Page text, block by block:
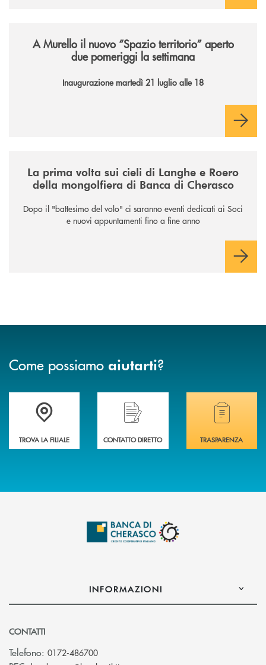
A Murello il nuovo “Spazio territorio” aperto
due pomeriggi la settimana
Inaugurazione martedì 21 luglio alle 18
La prima volta sui cieli di Langhe e Roero
della mongolfiera di Banca di Cherasco
Dopo il "battesimo del volo" ci saranno eventi dedicati ai Soci
e nuovi appuntamenti fino a fine anno
Come possiamo aiutarti?
Accedi all' elenco completo delle filiali .
TROVA LA FILIALE
Hai bisogno di assistenza immediata?
CONTATTO DIRETTO
Hai bisogno di
TRASPARENZA
INFORMAZIONI
CONTATTI
Telefono: 0172-486700